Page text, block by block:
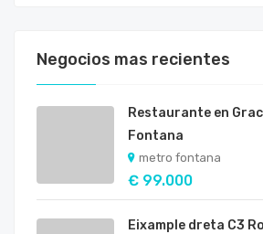
Negocios mas recientes
Restaurante en
Fontana
metro fontana
€ 99.000
Eixample dreta C3